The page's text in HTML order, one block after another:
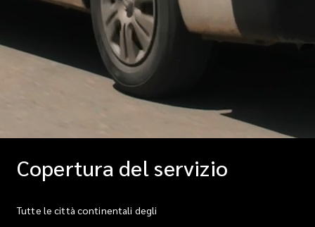
Copertura del servizio
Tutte le città continentali degli